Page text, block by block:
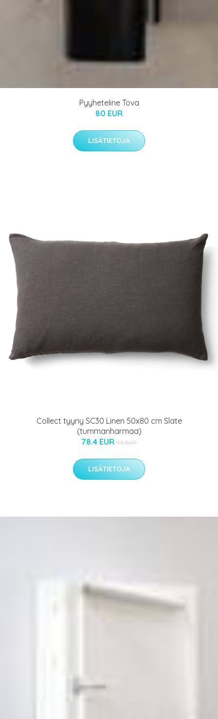
Pyyheteline Tova
80 EUR
LISÄTIETOJA
Collect tyyny SC30 Linen 50x80 cm Slate
(tummanharmaa)
78.4 EUR 98 EUR
LISÄTIETOJA